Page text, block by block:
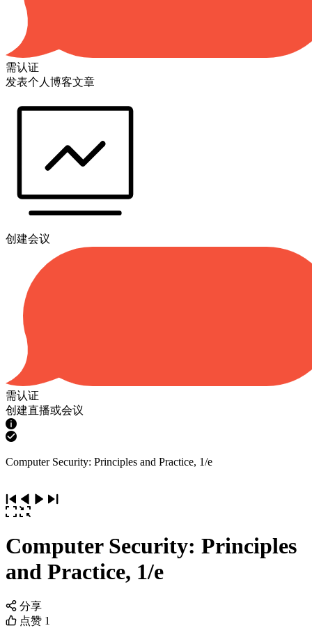
需认证
发表个人博客文章
创建会议
需认证
创建直播或会议
Computer Security: Principles and Practice, 1/e
Computer Security: Principles
and Practice, 1/e
分享
点赞 1